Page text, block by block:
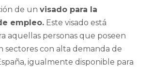
de un visado para la
empleo. Este visado está
aquellas personas que poseen
sectores con alta demanda de
igualmente disponible para